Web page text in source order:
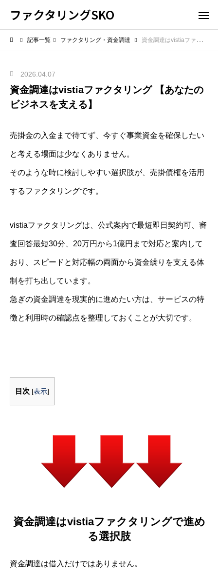
ファクタリングSKO
記事一覧 ファクタリング・資金調達 資金調達はvistiaファクタリング 【あなたのビジネスを支える】
2026.04.07
資金調達はvistiaファクタリング 【あなたの
ビジネスを支える】
売掛金の入金まで待てず、今すぐ事業資金を確保したい
と考える場面は少なくありません。
そのような時に検討しやすい選択肢が、売掛債権を活用
するファクタリングです。
vistiaファクタリングは、公式案内で最短即日契約可、審
査回答最短30分、20万円から1億円まで対応と案内して
おり、スピードと対応幅の両面から資金繰りを支える体
制を打ち出しています。
急ぎの資金調達を現実的に進めたい方は、サービスの特
徴と利用時の確認点を整理しておくことが大切です。
目次 [表示]
資金調達はvistiaファクタリングで進め
る選択肢
資金調達は借入だけではありません。